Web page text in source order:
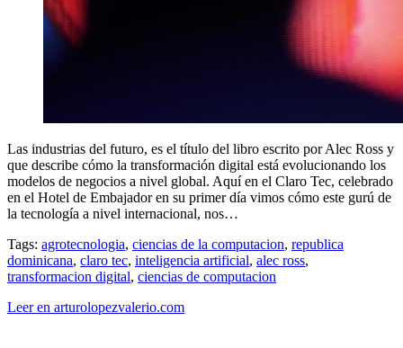
Las industrias del futuro, es el título del libro escrito por Alec Ross y
que describe cómo la transformación digital está evolucionando los
modelos de negocios a nivel global. Aquí en el Claro Tec, celebrado
en el Hotel de Embajador en su primer día vimos cómo este gurú de
la tecnología a nivel internacional, nos…
Tags: agrotecnologia, ciencias de la computacion, republica
dominicana, claro tec, inteligencia artificial, alec ross,
transformacion digital, ciencias de computacion
Leer en arturolopezvalerio.com